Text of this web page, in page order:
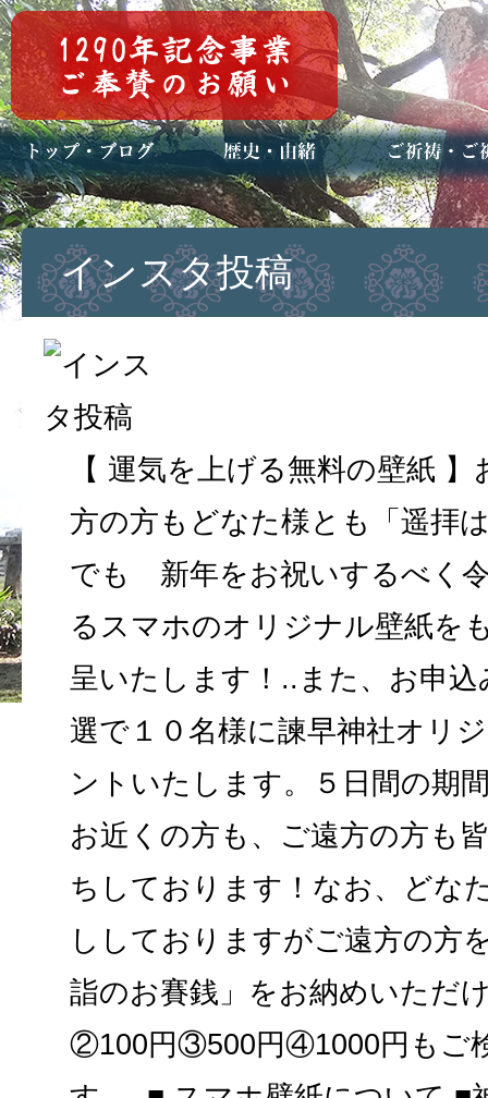
トップページ
ブログ(日々八百万)
お知らせ一覧 歴史・ご祭神
年中行事
メディア掲載 ご祈祷・ご祈
安産祈願
初宮参り
七五三詣
長寿のお祝い
神前結婚式
厄祓い・方位
車のお祓い
地鎮祭
神葬祭（神式
インスタ投稿
【 運気を上げる無料の壁紙
方の方もどなた様とも「遥拝
でも 新年をお祝いするべく
るスマホのオリジナル壁紙を
呈いたします！..また、お申
選で１０名様に諫早神社オリ
ントいたします。５日間の期
お近くの方も、ご遠方の方も
ちしております！なお、どな
ししておりますがご遠方の方
詣のお賽銭」をお納めいただ
②100円③500円④1000円もご